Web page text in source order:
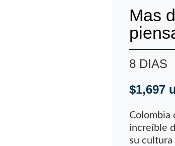
Mas
8 DIAS
$1,697
Colombia
increíble
su cultura